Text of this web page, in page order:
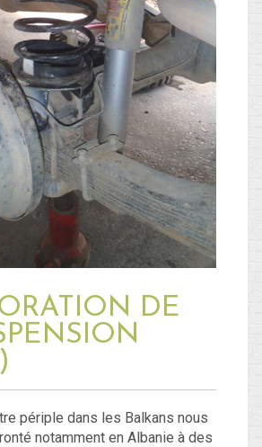
DE
périple dans les Balkans nous
notamment en Albanie à des